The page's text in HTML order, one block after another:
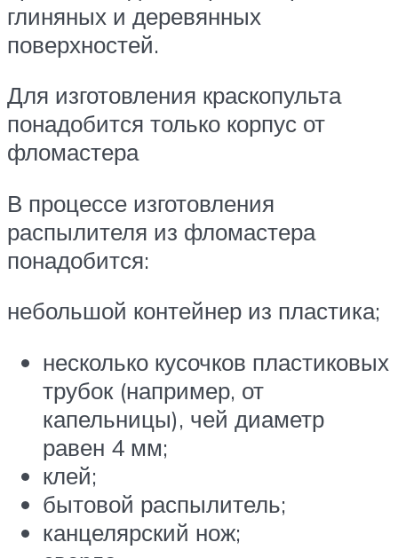
глиняных и деревянных
поверхностей.
Для изготовления краскопульта
понадобится только корпус от
фломастера
В процессе изготовления
распылителя из фломастера
понадобится:
небольшой контейнер из пластика;
несколько кусочков пластиковых
трубок (например, от
капельницы), чей диаметр
равен 4 мм;
клей;
бытовой распылитель;
канцелярский нож;